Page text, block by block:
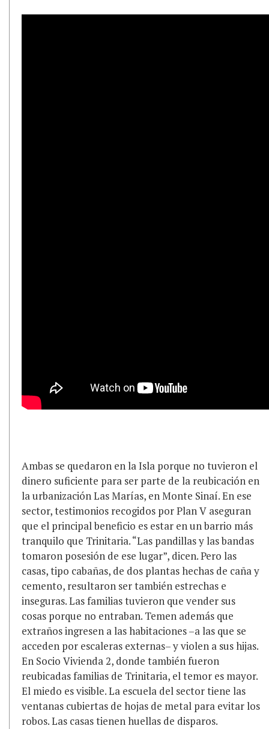
Ambas se quedaron en la Isla porque no tuvieron el
dinero suficiente para ser parte de la reubicación en
la urbanización Las Marías, en Monte Sinaí. En ese
sector, testimonios recogidos por Plan V aseguran
que el principal beneficio es estar en un barrio más
tranquilo que Trinitaria. “Las pandillas y las bandas
tomaron posesión de ese lugar”, dicen. Pero las
casas, tipo cabañas, de dos plantas hechas de caña y
cemento, resultaron ser también estrechas e
inseguras. Las familias tuvieron que vender sus
cosas porque no entraban. Temen además que
extraños ingresen a las habitaciones –a las que se
acceden por escaleras externas– y violen a sus hijas.
En Socio Vivienda 2, donde también fueron
reubicadas familias de Trinitaria, el temor es mayor.
El miedo es visible. La escuela del sector tiene las
ventanas cubiertas de hojas de metal para evitar los
robos. Las casas tienen huellas de disparos.